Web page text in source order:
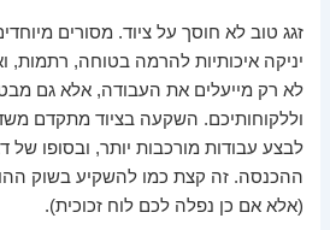
זגג טוב לא חוסך על ציוד. מסורים
יניקה איכותיות להרמה בטוחה, רתמות,
לא רק מייעלים את העבודה, אלא גם
וללקוחותיכם. השקעה בציוד מתקדם
לבצע עבודות מורכבות יותר, ובסופו של
ההכנסה. זה קצת כמו להשקיע בשוק
(אלא אם כן נפלה לכם לוח זכוכית).